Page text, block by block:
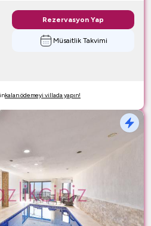
Rezervasyon Yap
Müsaitlik Takvimi
kalan ödemeyi villada yapın!